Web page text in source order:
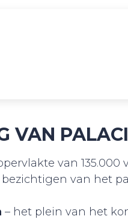
VAN
van
van het
– het plein van het